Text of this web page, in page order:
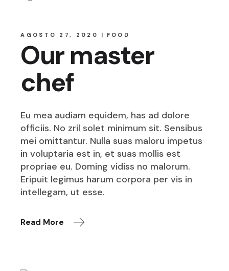
AGOSTO 27, 2020 FOOD
Our master
chef
Eu mea audiam equidem, has ad dolore
officiis. No zril solet minimum sit. Sensibus
mei omittantur. Nulla suas maloru impetus
in voluptaria est in, et suas mollis est
propriae eu. Doming vidiss no malorum.
Eripuit legimus harum corpora per vis in
intellegam, ut esse.
Read More